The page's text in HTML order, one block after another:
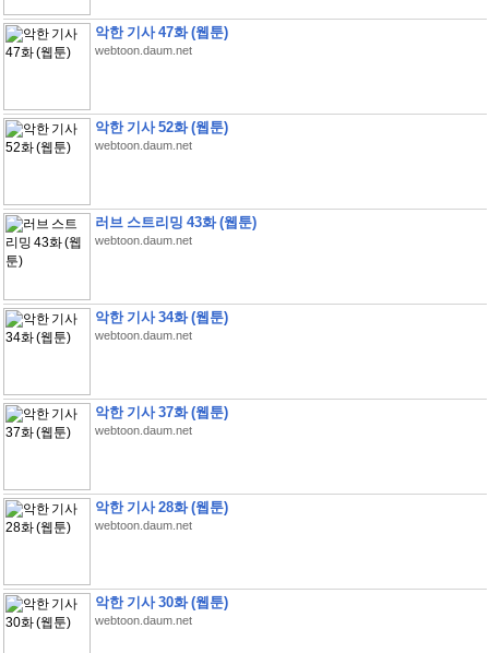
악한 기사 47화 (웹툰)
webtoon.daum.net
악한 기사 52화 (웹툰)
webtoon.daum.net
러브 스트리밍 43화 (웹툰)
webtoon.daum.net
악한 기사 34화 (웹툰)
webtoon.daum.net
악한 기사 37화 (웹툰)
webtoon.daum.net
악한 기사 28화 (웹툰)
webtoon.daum.net
악한 기사 30화 (웹툰)
webtoon.daum.net